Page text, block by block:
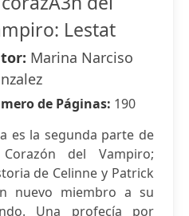
Lestat
Marina Narciso
de Páginas: 190
es la segunda parte de
del Vampiro;
de Celinne y Patrick
nuevo miembro a su
Una profecía por